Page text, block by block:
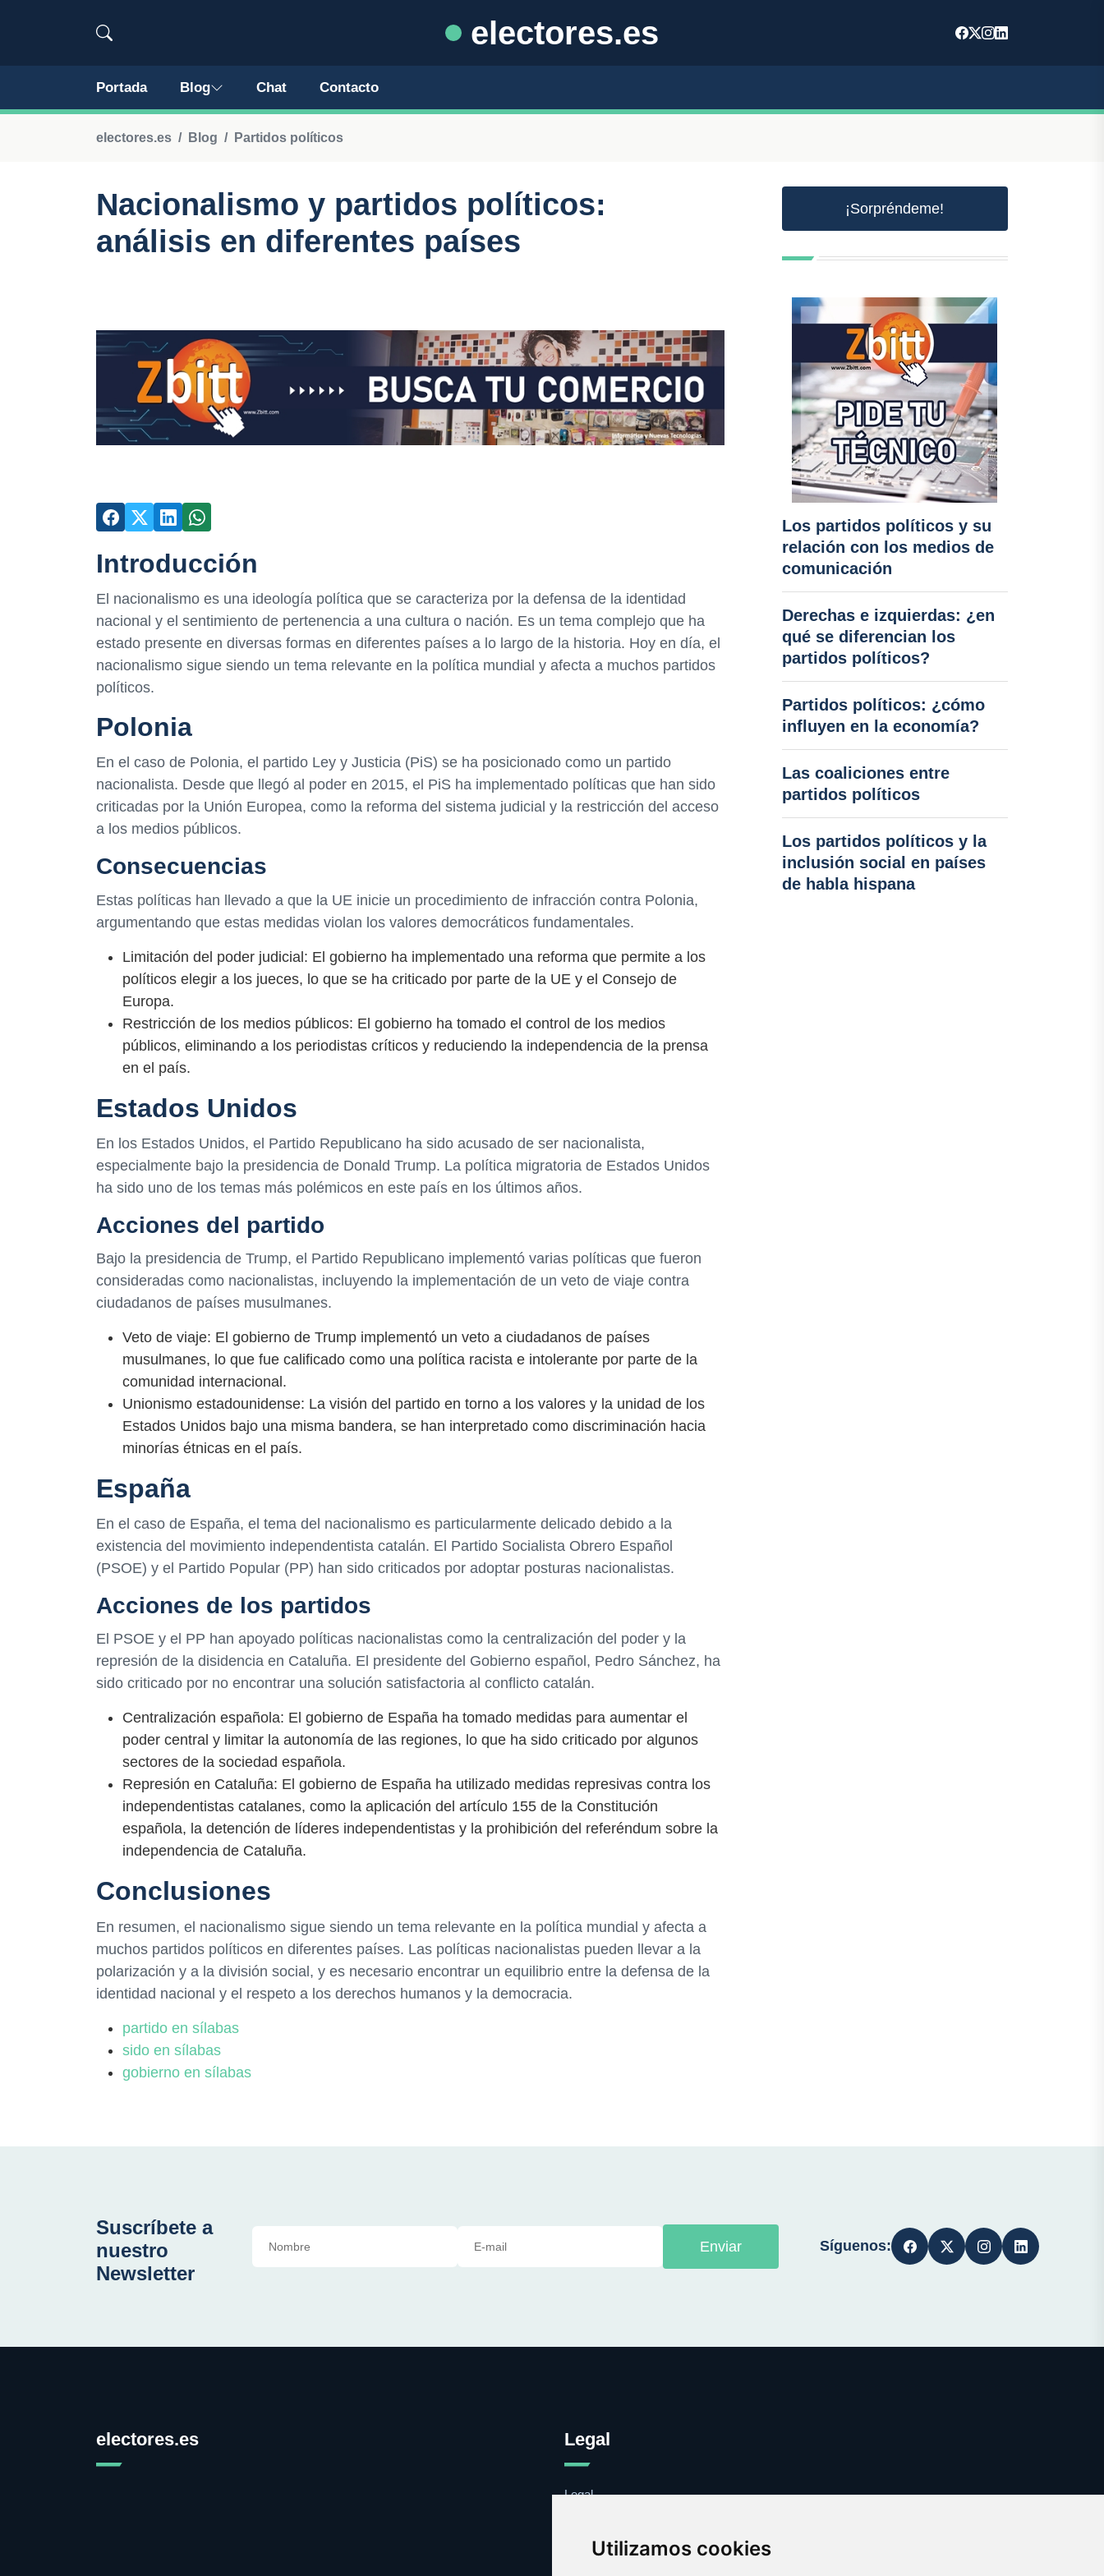
Utilizamos cookies
electores.es
Portada Blog Chat Contacto
electores.es Blog Partidos políticos
Nacionalismo y partidos políticos:
análisis en diferentes países
Introducción
El nacionalismo es una ideología política que se caracteriza por la defensa de la identidad
nacional y el sentimiento de pertenencia a una cultura o nación. Es un tema complejo que ha
estado presente en diversas formas en diferentes países a lo largo de la historia. Hoy en día, el
nacionalismo sigue siendo un tema relevante en la política mundial y afecta a muchos partidos
políticos.
Polonia
En el caso de Polonia, el partido Ley y Justicia (PiS) se ha posicionado como un partido
nacionalista. Desde que llegó al poder en 2015, el PiS ha implementado políticas que han sido
criticadas por la Unión Europea, como la reforma del sistema judicial y la restricción del acceso
a los medios públicos.
Consecuencias
Estas políticas han llevado a que la UE inicie un procedimiento de infracción contra Polonia,
argumentando que estas medidas violan los valores democráticos fundamentales.
Limitación del poder judicial: El gobierno ha implementado una reforma que permite a los
políticos elegir a los jueces, lo que se ha criticado por parte de la UE y el Consejo de
Europa.
Restricción de los medios públicos: El gobierno ha tomado el control de los medios
públicos, eliminando a los periodistas críticos y reduciendo la independencia de la prensa
en el país.
Estados Unidos
En los Estados Unidos, el Partido Republicano ha sido acusado de ser nacionalista,
especialmente bajo la presidencia de Donald Trump. La política migratoria de Estados Unidos
ha sido uno de los temas más polémicos en este país en los últimos años.
Acciones del partido
Bajo la presidencia de Trump, el Partido Republicano implementó varias políticas que fueron
consideradas como nacionalistas, incluyendo la implementación de un veto de viaje contra
ciudadanos de países musulmanes.
Veto de viaje: El gobierno de Trump implementó un veto a ciudadanos de países
musulmanes, lo que fue calificado como una política racista e intolerante por parte de la
comunidad internacional.
Unionismo estadounidense: La visión del partido en torno a los valores y la unidad de los
Estados Unidos bajo una misma bandera, se han interpretado como discriminación hacia
minorías étnicas en el país.
España
En el caso de España, el tema del nacionalismo es particularmente delicado debido a la
existencia del movimiento independentista catalán. El Partido Socialista Obrero Español
(PSOE) y el Partido Popular (PP) han sido criticados por adoptar posturas nacionalistas.
Acciones de los partidos
El PSOE y el PP han apoyado políticas nacionalistas como la centralización del poder y la
represión de la disidencia en Cataluña. El presidente del Gobierno español, Pedro Sánchez, ha
sido criticado por no encontrar una solución satisfactoria al conflicto catalán.
Centralización española: El gobierno de España ha tomado medidas para aumentar el
poder central y limitar la autonomía de las regiones, lo que ha sido criticado por algunos
sectores de la sociedad española.
Represión en Cataluña: El gobierno de España ha utilizado medidas represivas contra los
independentistas catalanes, como la aplicación del artículo 155 de la Constitución
española, la detención de líderes independentistas y la prohibición del referéndum sobre la
independencia de Cataluña.
Conclusiones
En resumen, el nacionalismo sigue siendo un tema relevante en la política mundial y afecta a
muchos partidos políticos en diferentes países. Las políticas nacionalistas pueden llevar a la
polarización y a la división social, y es necesario encontrar un equilibrio entre la defensa de la
identidad nacional y el respeto a los derechos humanos y la democracia.
partido en sílabas
sido en sílabas
gobierno en sílabas
¡Sorpréndeme!
Los partidos políticos y su
relación con los medios de
comunicación
Derechas e izquierdas: ¿en
qué se diferencian los
partidos políticos?
Partidos políticos: ¿cómo
influyen en la economía?
Las coaliciones entre
partidos políticos
Los partidos políticos y la
inclusión social en países
de habla hispana
Suscríbete a
nuestro
Newsletter
Enviar Síguenos:
electores.es Legal
Legal
Contacto